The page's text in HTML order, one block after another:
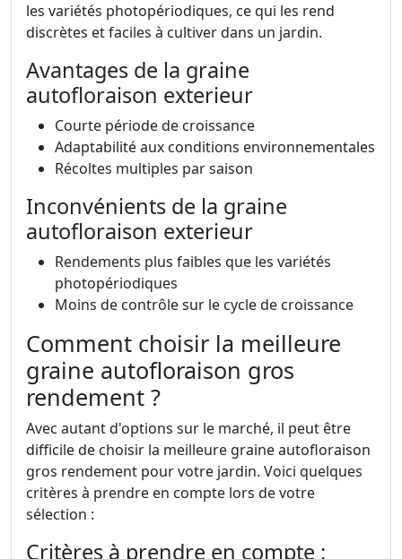
les variétés photopériodiques, ce qui les rend
discrètes et faciles à cultiver dans un jardin.
Avantages de la graine
autofloraison exterieur
Courte période de croissance
Adaptabilité aux conditions environnementales
Récoltes multiples par saison
Inconvénients de la graine
autofloraison exterieur
Rendements plus faibles que les variétés
photopériodiques
Moins de contrôle sur le cycle de croissance
Comment choisir la meilleure
graine autofloraison gros
rendement ?
Avec autant d'options sur le marché, il peut être
difficile de choisir la meilleure graine autofloraison
gros rendement pour votre jardin. Voici quelques
critères à prendre en compte lors de votre
sélection :
Critères à prendre en compte :